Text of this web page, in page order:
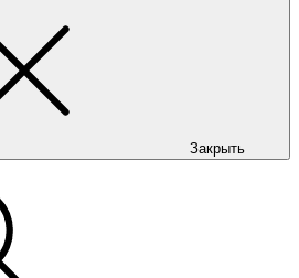
Закрыть